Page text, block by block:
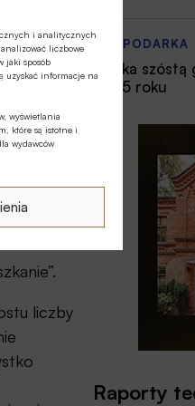
i analitycznych
liczbowe
jaki sposób
uzyskać informacje na
wyświetlania
które są istotne i
wydawców
w
liczby
GOSPODARKA
Polska
2025 roku
Raporty